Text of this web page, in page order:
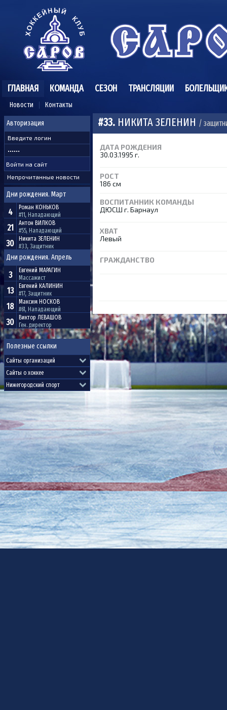
ГЛАВНАЯ
Новости Контакты
КОМАНДА СЕЗОН ТРАНСЛЯЦИИ
Авторизация
Непрочитанные новости
Дни рождения. Март
4 Роман КОНЬКОВ
#11, Нападающий
21 Антон ВИЛКОВ
#55, Нападающий
30 Никита ЗЕЛЕНИН
#33, Защитник
Дни рождения. Апрель
3 Евгений МАРАГИН
Массажист
13 Евгений КАЛИНИН
#17, Защитник
18 Максим НОСКОВ
#61, Нападающий
30 Виктор ЛЕВАШОВ
Ген. директор
Полезные ссылки
#33. НИКИТА ЗЕЛЕНИН /
ДАТА РОЖДЕНИЯ
30.03.1995 г.
РОСТ
186 см
ВОСПИТАННИК КОМАНДЫ
ДЮСШ г. Барнаул
ХВАТ
Левый
ГРАЖДАНСТВО